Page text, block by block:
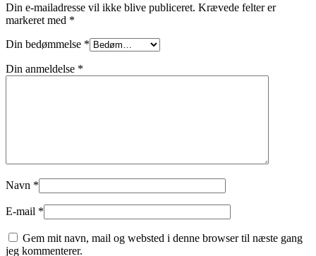
Din e-mailadresse vil ikke blive publiceret. Krævede felter er
markeret med *
Din bedømmelse *
Din anmeldelse *
Navn *
E-mail *
Gem mit navn, mail og websted i denne browser til næste gang
jeg kommenterer.